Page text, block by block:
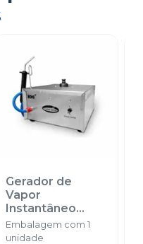
Gerador de
Vapor
Instantâneo
Turbo Vapor
220v-
Embalagem com 1
unidade